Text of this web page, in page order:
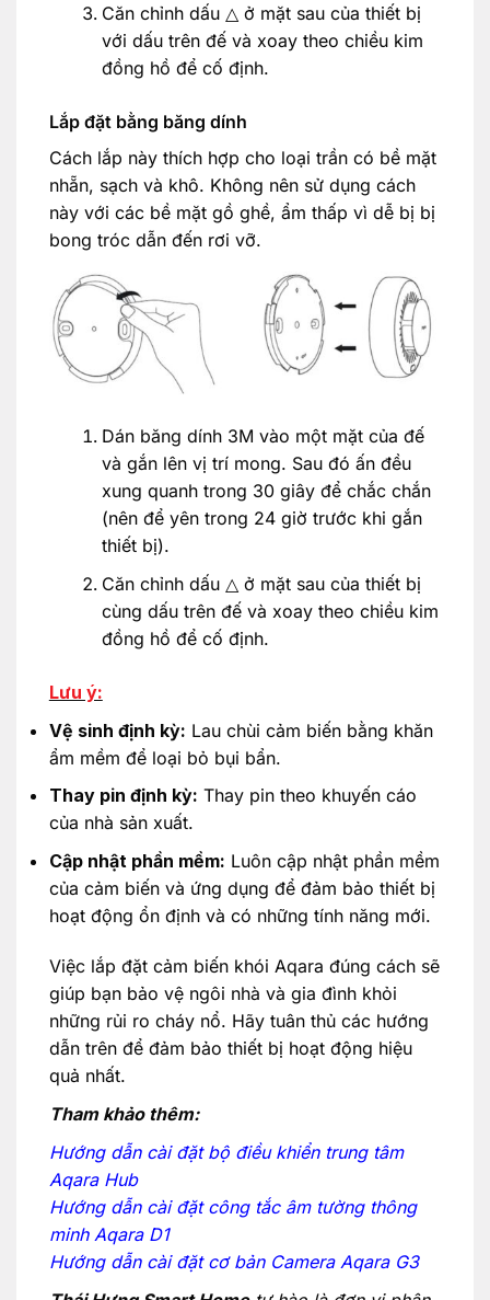
Căn chỉnh dấu △ ở mặt sau của thiết bị
với dấu trên đế và xoay theo chiều kim
đồng hồ để cố định.
Lắp đặt bằng băng dính
Cách lắp này thích hợp cho loại trần có bề mặt
nhẵn, sạch và khô. Không nên sử dụng cách
này với các bề mặt gồ ghề, ẩm thấp vì dễ bị bị
bong tróc dẫn đến rơi vỡ.
Dán băng dính 3M vào một mặt của đế
và gắn lên vị trí mong. Sau đó ấn đều
xung quanh trong 30 giây để chắc chắn
(nên để yên trong 24 giờ trước khi gắn
thiết bị).
Căn chỉnh dấu △ ở mặt sau của thiết bị
cùng dấu trên đế và xoay theo chiều kim
đồng hồ để cố định.
Lưu ý:
Vệ sinh định kỳ: Lau chùi cảm biến bằng khăn
ẩm mềm để loại bỏ bụi bẩn.
Thay pin định kỳ: Thay pin theo khuyến cáo
của nhà sản xuất.
Cập nhật phần mềm: Luôn cập nhật phần mềm
của cảm biến và ứng dụng để đảm bảo thiết bị
hoạt động ổn định và có những tính năng mới.
Việc lắp đặt cảm biến khói Aqara đúng cách sẽ
giúp bạn bảo vệ ngôi nhà và gia đình khỏi
những rủi ro cháy nổ. Hãy tuân thủ các hướng
dẫn trên để đảm bảo thiết bị hoạt động hiệu
quả nhất.
Tham khảo thêm:
Hướng dẫn cài đặt bộ điều khiển trung tâm
Aqara Hub
Hướng dẫn cài đặt công tắc âm tường thông
minh Aqara D1
Hướng dẫn cài đặt cơ bản Camera Aqara G3